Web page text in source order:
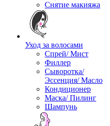
Снятие макияжа
Уход за волосами
Спрей/ Мист
Филлер
Сыворотка/
Эссенция/ Масло
Кондиционер
Маска/ Пилинг
Шампунь